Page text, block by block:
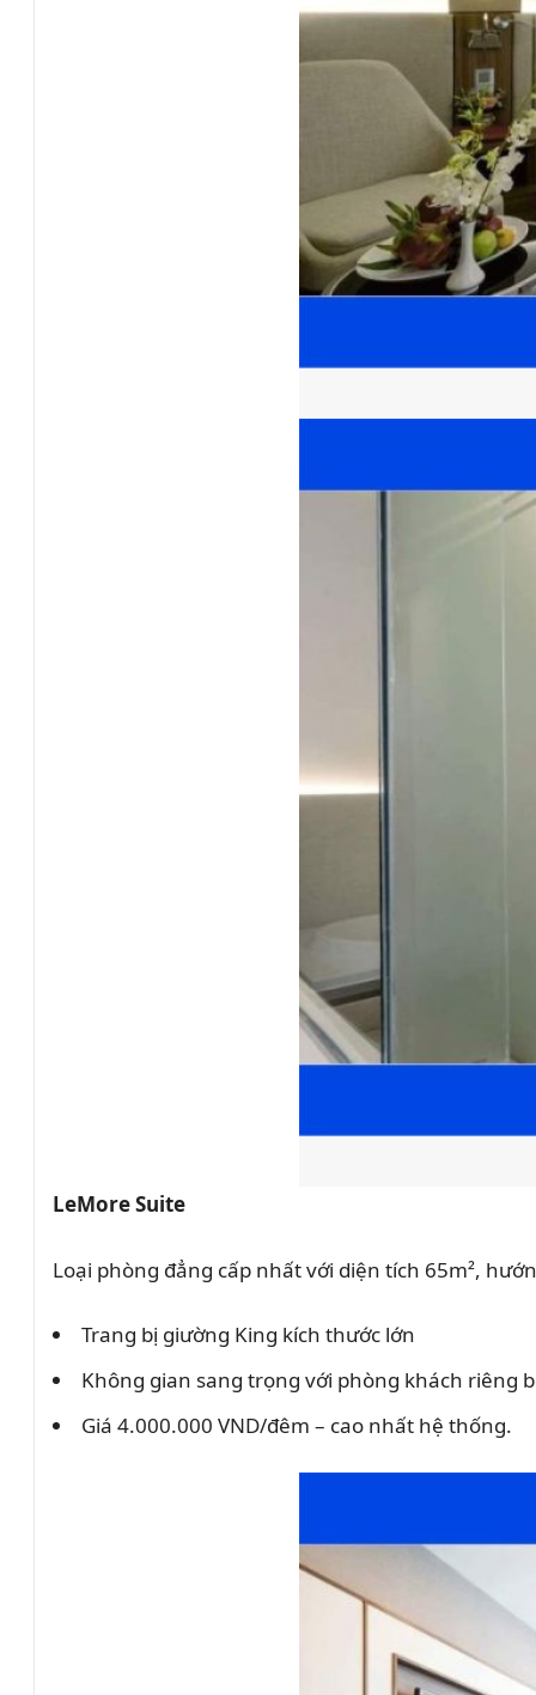
LeMore Suite
Loại phòng đẳng cấp nhất với diện tích 65m²,
Trang bị giường King kích thước lớn
Không gian sang trọng với phòng khách riêng
Giá 4.000.000 VND/đêm – cao nhất hệ thống.